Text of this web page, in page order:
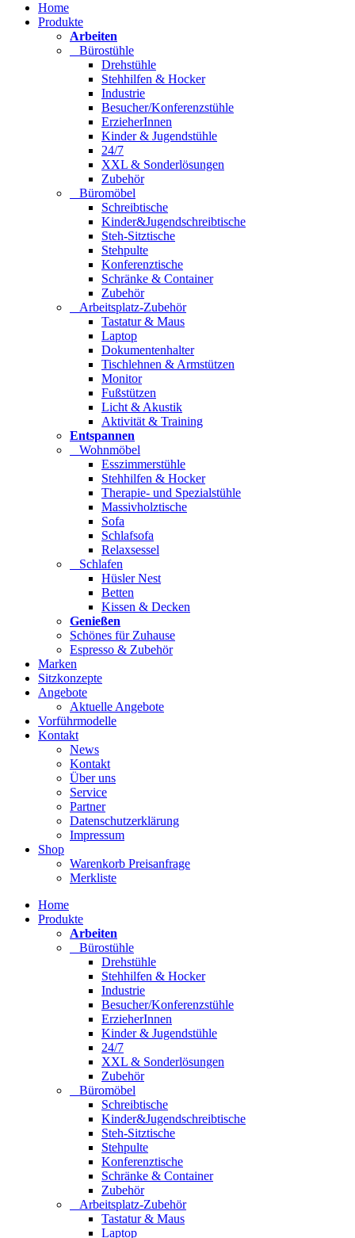
Home
Produkte
Arbeiten
Bürostühle
Drehstühle
Stehhilfen & Hocker
Industrie
Besucher/Konferenzstühle
ErzieherInnen
Kinder & Jugendstühle
24/7
XXL & Sonderlösungen
Zubehör
Büromöbel
Schreibtische
Kinder&Jugendschreibtische
Steh-Sitztische
Stehpulte
Konferenztische
Schränke & Container
Zubehör
Arbeitsplatz-Zubehör
Tastatur & Maus
Laptop
Dokumentenhalter
Tischlehnen & Armstützen
Monitor
Fußstützen
Licht & Akustik
Aktivität & Training
Entspannen
Wohnmöbel
Esszimmerstühle
Stehhilfen & Hocker
Therapie- und Spezialstühle
Massivholztische
Sofa
Schlafsofa
Relaxsessel
Schlafen
Hüsler Nest
Betten
Kissen & Decken
Genießen
Schönes für Zuhause
Espresso & Zubehör
Marken
Sitzkonzepte
Angebote
Aktuelle Angebote
Vorführmodelle
Kontakt
News
Kontakt
Über uns
Service
Partner
Datenschutzerklärung
Impressum
Shop
Warenkorb Preisanfrage
Merkliste
Home
Produkte
Arbeiten
Bürostühle
Drehstühle
Stehhilfen & Hocker
Industrie
Besucher/Konferenzstühle
ErzieherInnen
Kinder & Jugendstühle
24/7
XXL & Sonderlösungen
Zubehör
Büromöbel
Schreibtische
Kinder&Jugendschreibtische
Steh-Sitztische
Stehpulte
Konferenztische
Schränke & Container
Zubehör
Arbeitsplatz-Zubehör
Tastatur & Maus
Laptop